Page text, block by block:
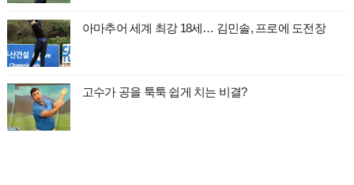
아마추어 세계 최강 18세… 김민솔, 프로에 도전장
고수가 공을 툭툭 쉽게 치는 비결?